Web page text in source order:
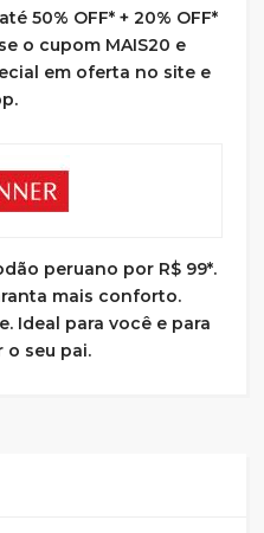
50% OFF* + 20% OFF*
o cupom MAIS20 e
em oferta no site e
peruano por R$ 99*.
mais conforto.
Ideal para você e para
o seu pai.